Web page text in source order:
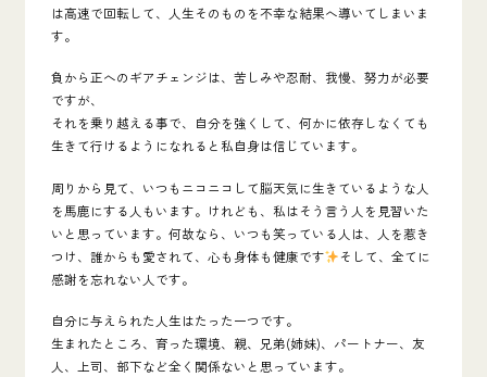
は高速で回転して、人生そのものを不幸な結果へ導いてしまいま
す。
負から正へのギアチェンジは、苦しみや忍耐、我慢、努力が必要
ですが、
それを乗り越える事で、自分を強くして、何かに依存しなくても
生きて行けるようになれると私自身は信じています。
周りから見て、いつもニコニコして脳天気に生きているような人
を馬鹿にする人もいます。けれども、私はそう言う人を見習いた
いと思っています。何故なら、いつも笑っている人は、人を惹き
つけ、誰からも愛されて、心も身体も健康です
そして、全てに
感謝を忘れない人です。
自分に与えられた人生はたった一つです。
生まれたところ、育った環境、親、兄弟(姉妹)、パートナー、友
人、上司、部下など全く関係ないと思っています。